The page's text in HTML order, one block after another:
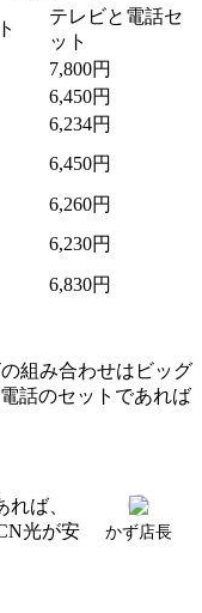
テレビと電話セ
ット
7,800円
6,450円
6,234円
6,450円
6,260円
6,230円
6,830円
組み合わせはビッグ
話のセットであれば
ば、
光が安
かず店長